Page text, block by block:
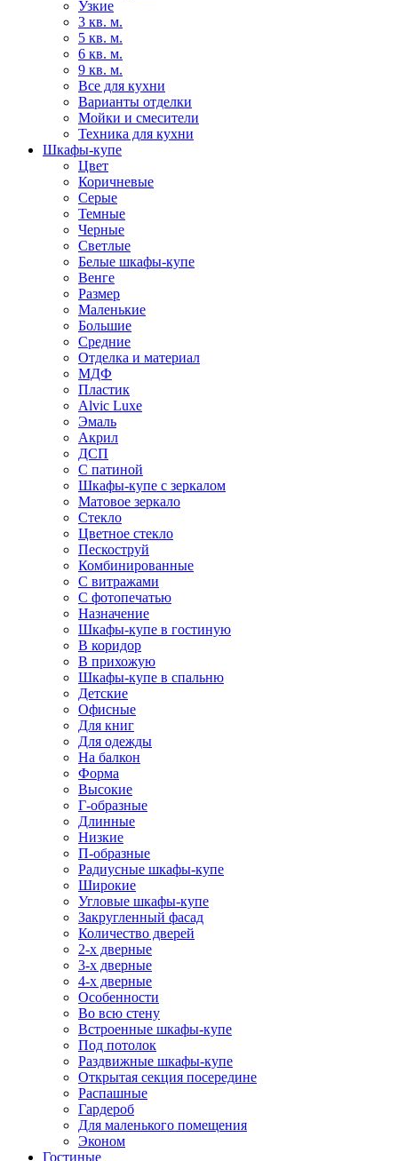
Узкие
3 кв. м.
5 кв. м.
6 кв. м.
9 кв. м.
Все для кухни
Варианты отделки
Мойки и смесители
Техника для кухни
Шкафы-купе
Цвет
Коричневые
Серые
Темные
Черные
Светлые
Белые шкафы-купе
Венге
Размер
Маленькие
Большие
Средние
Отделка и материал
МДФ
Пластик
Alvic Luxe
Эмаль
Акрил
ДСП
С патиной
Шкафы-купе с зеркалом
Матовое зеркало
Стекло
Цветное стекло
Пескоструй
Комбинированные
С витражами
С фотопечатью
Назначение
Шкафы-купе в гостиную
В коридор
В прихожую
Шкафы-купе в спальню
Детские
Офисные
Для книг
Для одежды
На балкон
Форма
Высокие
Г-образные
Длинные
Низкие
П-образные
Радиусные шкафы-купе
Широкие
Угловые шкафы-купе
Закругленный фасад
Количество дверей
2-х дверные
3-х дверные
4-х дверные
Особенности
Во всю стену
Встроенные шкафы-купе
Под потолок
Раздвижные шкафы-купе
Открытая секция посередине
Распашные
Гардероб
Для маленького помещения
Эконом
Гостиные